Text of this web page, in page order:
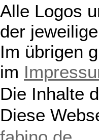
Alle Logos
der
Im übrigen
im
Die Inhalte
Diese